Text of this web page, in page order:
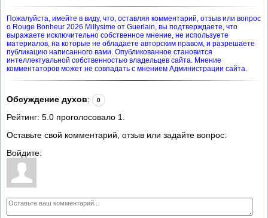
Пожалуйста, имейте в виду, что, оставляя комментарий, отзыв или вопрос
о Rouge Bonheur 2026 Millуsime от Guerlain, вы подтверждаете, что
выражаете исключительно собственное мнение, не используете
материалов, на которые не обладаете авторским правом, и разрешаете
публикацию написанного вами. Опубликованное становится
интеллектуальной собственностью владельцев сайта. Мнение
комментаторов может не совпадать с мнением Администрации сайта.
Обсуждение духов: 0
Рейтинг: 5.0 проголосовало 1
Оставьте свой комментарий, отзыв или задайте вопрос:
Войдите: